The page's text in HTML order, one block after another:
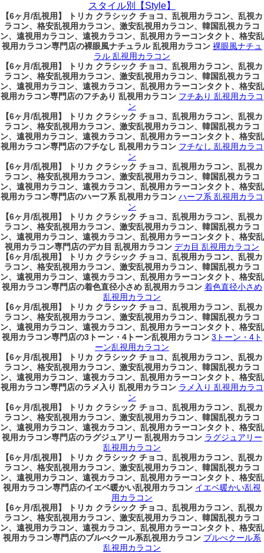
スタイル別【Style】
【6ヶ月/乱視用】 トリカ クラシック チョコ、乱視用カラコン、乱視カ
ラコン、格安乱視用カラコン、激安乱視用カラコン、韓国乱視カラコ
ン、遠視用カラコン、遠視カラコン、乱視用カラーコンタクト、格安乱
視用カラコン専門店の裸眼風ナチュラル 乱視用カラコン 裸眼風ナチュ
ラル 乱視用カラコン
【6ヶ月/乱視用】 トリカ クラシック チョコ、乱視用カラコン、乱視カ
ラコン、格安乱視用カラコン、激安乱視用カラコン、韓国乱視カラコ
ン、遠視用カラコン、遠視カラコン、乱視用カラーコンタクト、格安乱
視用カラコン専門店のフチあり 乱視用カラコン フチあり 乱視用カラコ
ン
【6ヶ月/乱視用】 トリカ クラシック チョコ、乱視用カラコン、乱視カ
ラコン、格安乱視用カラコン、激安乱視用カラコン、韓国乱視カラコ
ン、遠視用カラコン、遠視カラコン、乱視用カラーコンタクト、格安乱
視用カラコン専門店のフチなし 乱視用カラコン フチなし 乱視用カラコ
ン
【6ヶ月/乱視用】 トリカ クラシック チョコ、乱視用カラコン、乱視カ
ラコン、格安乱視用カラコン、激安乱視用カラコン、韓国乱視カラコ
ン、遠視用カラコン、遠視カラコン、乱視用カラーコンタクト、格安乱
視用カラコン専門店のハーフ系 乱視用カラコン ハーフ系 乱視用カラコ
ン
【6ヶ月/乱視用】 トリカ クラシック チョコ、乱視用カラコン、乱視カ
ラコン、格安乱視用カラコン、激安乱視用カラコン、韓国乱視カラコ
ン、遠視用カラコン、遠視カラコン、乱視用カラーコンタクト、格安乱
視用カラコン専門店のデカ目 乱視用カラコン デカ目 乱視用カラコン
【6ヶ月/乱視用】 トリカ クラシック チョコ、乱視用カラコン、乱視カ
ラコン、格安乱視用カラコン、激安乱視用カラコン、韓国乱視カラコ
ン、遠視用カラコン、遠視カラコン、乱視用カラーコンタクト、格安乱
視用カラコン専門店の着色直径小さめ 乱視用カラコン 着色直径小さめ
乱視用カラコン
【6ヶ月/乱視用】 トリカ クラシック チョコ、乱視用カラコン、乱視カ
ラコン、格安乱視用カラコン、激安乱視用カラコン、韓国乱視カラコ
ン、遠視用カラコン、遠視カラコン、乱視用カラーコンタクト、格安乱
視用カラコン専門店の3トーン・4トーン乱視用カラコン 3トーン・4ト
ーン乱視用カラコン
【6ヶ月/乱視用】 トリカ クラシック チョコ、乱視用カラコン、乱視カ
ラコン、格安乱視用カラコン、激安乱視用カラコン、韓国乱視カラコ
ン、遠視用カラコン、遠視カラコン、乱視用カラーコンタクト、格安乱
視用カラコン専門店のラメ入り 乱視用カラコン ラメ入り 乱視用カラコ
ン
【6ヶ月/乱視用】 トリカ クラシック チョコ、乱視用カラコン、乱視カ
ラコン、格安乱視用カラコン、激安乱視用カラコン、韓国乱視カラコ
ン、遠視用カラコン、遠視カラコン、乱視用カラーコンタクト、格安乱
視用カラコン専門店のラグジュアリー 乱視用カラコン ラグジュアリー
乱視用カラコン
【6ヶ月/乱視用】 トリカ クラシック チョコ、乱視用カラコン、乱視カ
ラコン、格安乱視用カラコン、激安乱視用カラコン、韓国乱視カラコ
ン、遠視用カラコン、遠視カラコン、乱視用カラーコンタクト、格安乱
視用カラコン専門店のイエベ暖かい乱視用カラコン イエベ暖かい乱視
用カラコン
【6ヶ月/乱視用】 トリカ クラシック チョコ、乱視用カラコン、乱視カ
ラコン、格安乱視用カラコン、激安乱視用カラコン、韓国乱視カラコ
ン、遠視用カラコン、遠視カラコン、乱視用カラーコンタクト、格安乱
視用カラコン専門店のブルべクール系乱視用カラコン ブルべクール系
乱視用カラコン